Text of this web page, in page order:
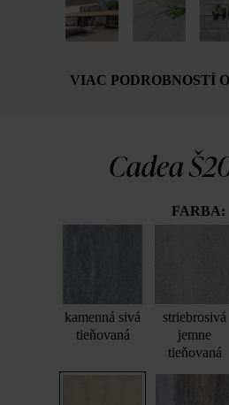
VIAC PODROBNOSTÍ
Cadea
FARBA:
kamenná sivá
tieňovaná
striebrosivá
jemne
tieňovaná